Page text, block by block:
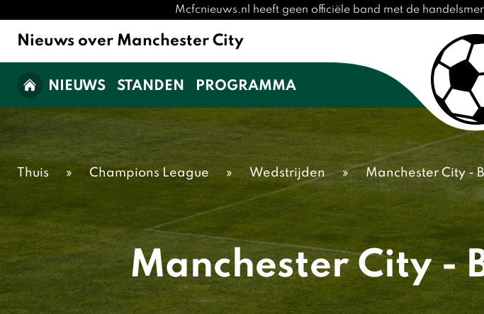
Mcfcnieuws.nl heeft geen officiële band met de
Nieuws over Manchester City
NIEUWS STANDEN PROGRAMMA
Thuis » Champions League » Wedstrijden » Manchester City -
Manchester City -